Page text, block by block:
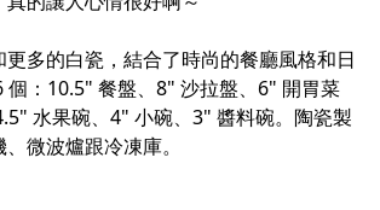
多的白瓷，結合了時尚的餐廳風格和日
個：10.5" 餐盤、8" 沙拉盤、6" 開胃菜
水果碗、4" 小碗、3" 醬料碗。陶瓷製
微波爐跟冷凍庫。